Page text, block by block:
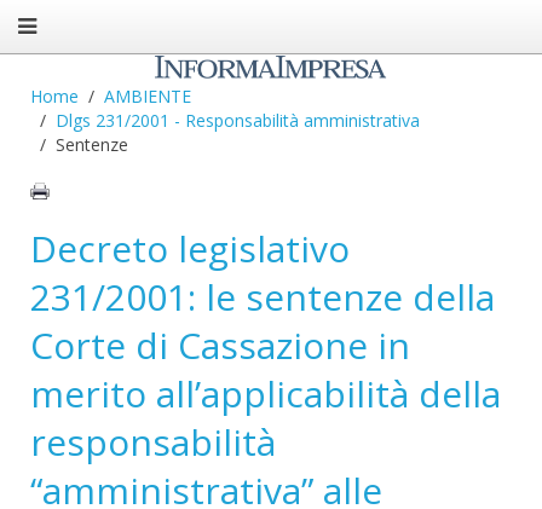
Home
AMBIENTE
Dlgs 231/2001 - Responsabilità amministrativa
Sentenze
Decreto legislativo
231/2001: le sentenze della
Corte di Cassazione in
merito all’applicabilità della
responsabilità
“amministrativa” alle